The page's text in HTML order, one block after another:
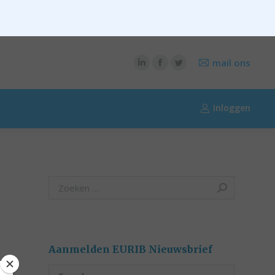
mail ons
Inloggen
Search:
Aanmelden EURIB Nieuwsbrief